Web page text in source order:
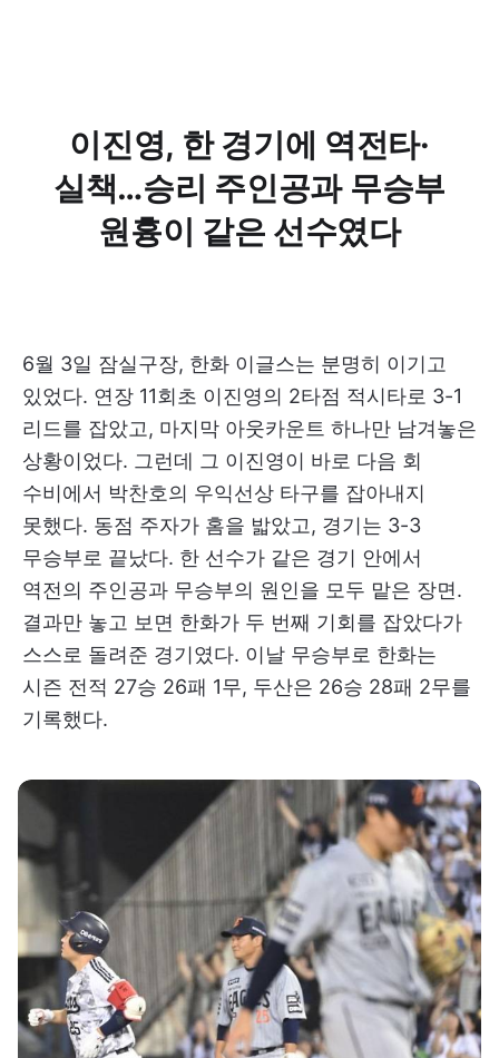
이진영, 한 경기에 역전타·
실책…승리 주인공과 무승부
원흉이 같은 선수였다
6월 3일 잠실구장, 한화 이글스는 분명히 이기고
있었다. 연장 11회초 이진영의 2타점 적시타로 3-1
리드를 잡았고, 마지막 아웃카운트 하나만 남겨놓은
상황이었다. 그런데 그 이진영이 바로 다음 회
수비에서 박찬호의 우익선상 타구를 잡아내지
못했다. 동점 주자가 홈을 밟았고, 경기는 3-3
무승부로 끝났다. 한 선수가 같은 경기 안에서
역전의 주인공과 무승부의 원인을 모두 맡은 장면.
결과만 놓고 보면 한화가 두 번째 기회를 잡았다가
스스로 돌려준 경기였다. 이날 무승부로 한화는
시즌 전적 27승 26패 1무, 두산은 26승 28패 2무를
기록했다.